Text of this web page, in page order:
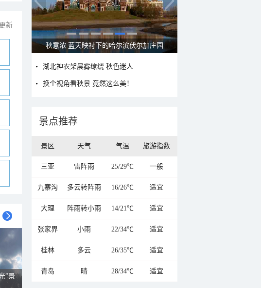
新
”景
秋意浓 蓝天映衬下的哈尔滨伏尔加庄园
湖北神农架晨雾缭绕 秋色迷人
换个视角看秋景 竟然这么美！
景点推荐
景区 天气 气温 旅游指数
三亚 雷阵雨 25/29℃ 一般
九寨沟 多云转阵雨 16/26℃ 适宜
大理 阵雨转小雨 14/21℃ 适宜
张家界 小雨 22/34℃ 适宜
桂林 多云 26/35℃ 适宜
青岛 晴 28/34℃ 适宜